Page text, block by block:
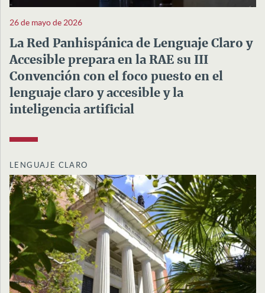
26 de mayo de 2026
La Red Panhispánica de Lenguaje Claro y
Accesible prepara en la RAE su III
Convención con el foco puesto en el
lenguaje claro y accesible y la
inteligencia artificial
LENGUAJE CLARO